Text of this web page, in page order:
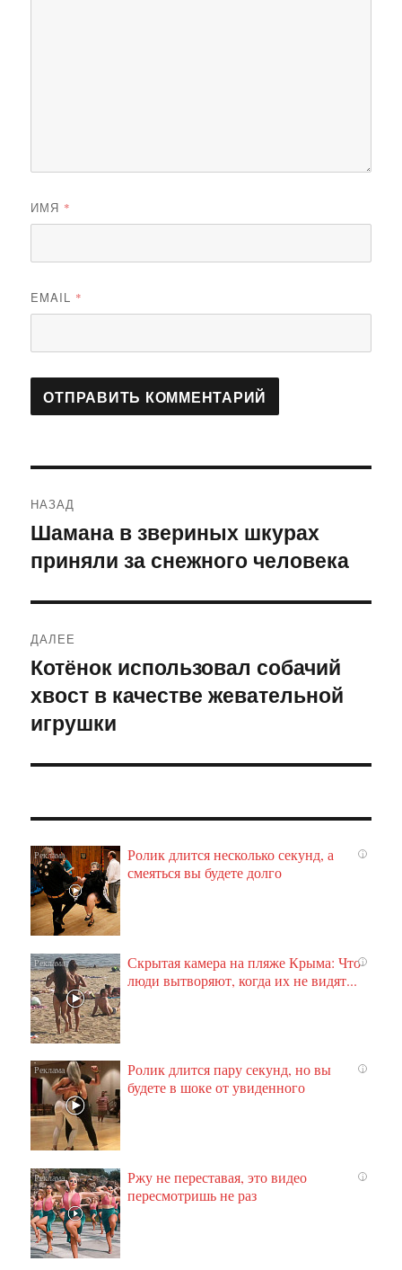
ИМЯ *
EMAIL *
по
записям
НАЗАД
Предыдущая
запись:
Шамана в звериных шкурах
приняли за снежного человека
ДАЛЕЕ
Следующая
запись:
Котёнок использовал собачий
хвост в качестве жевательной
игрушки
i
Ролик длится несколько секунд, а
смеяться вы будете долго
i
Скрытая камера на пляже Крыма: Что
люди вытворяют, когда их не видят...
i
Ролик длится пару секунд, но вы
будете в шоке от увиденного
i
Ржу не переставая, это видео
пересмотришь не раз